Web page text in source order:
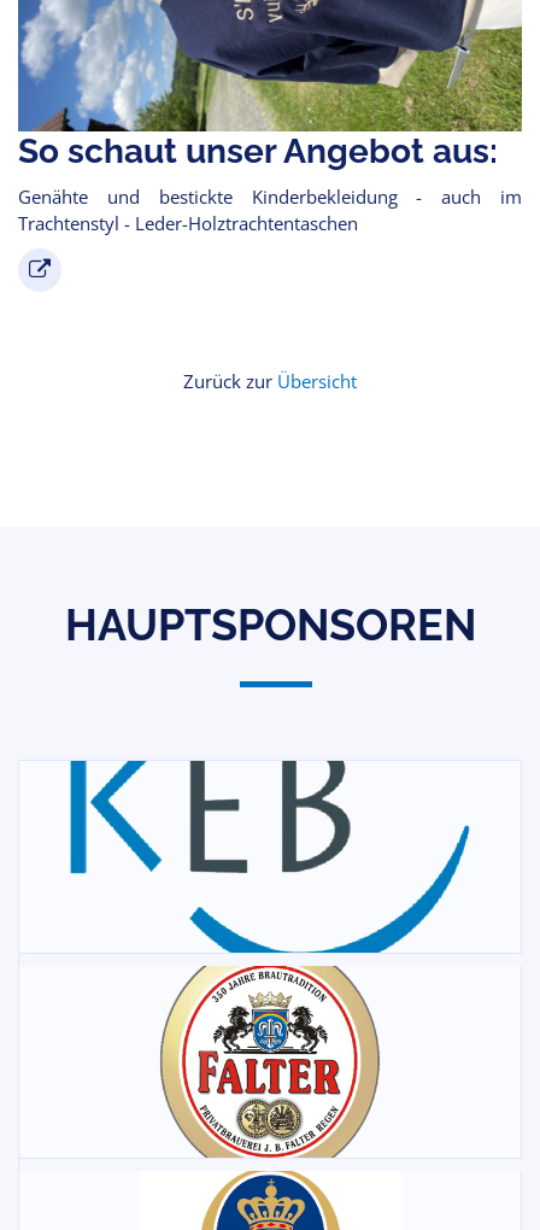
So schaut unser Angebot aus:
Genähte und bestickte Kinderbekleidung - auch im
Trachtenstyl - Leder-Holztrachtentaschen
Zurück zur Übersicht
HAUPTSPONSOREN